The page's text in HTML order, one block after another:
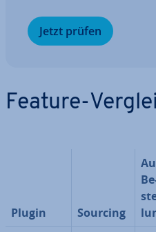
Jetzt prüfen
Feature-
Plugin Sourcing